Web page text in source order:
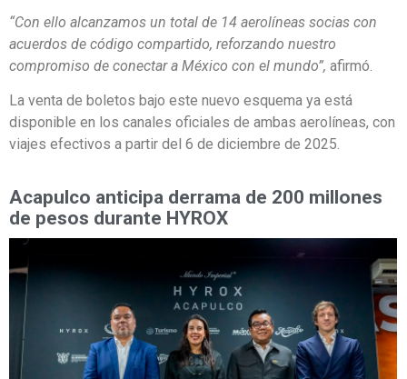
“Con ello alcanzamos un total de 14 aerolíneas socias con
acuerdos de código compartido, reforzando nuestro
compromiso de conectar a México con el mundo”, afirmó.
La venta de boletos bajo este nuevo esquema ya está
disponible en los canales oficiales de ambas aerolíneas, con
viajes efectivos a partir del 6 de diciembre de 2025.
Acapulco anticipa derrama de 200 millones
de pesos durante HYROX